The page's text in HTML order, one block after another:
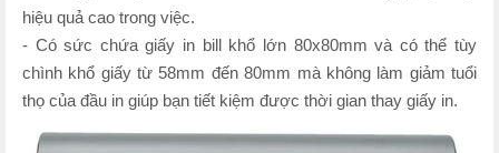
hiệu quả cao trong việc.
- Có sức chứa giấy in bill khổ lớn 80x80mm và có thể tùy
chình khổ giấy từ 58mm đến 80mm mà không làm giảm tuổi
thọ của đầu in giúp bạn tiết kiệm được thời gian thay giấy in.